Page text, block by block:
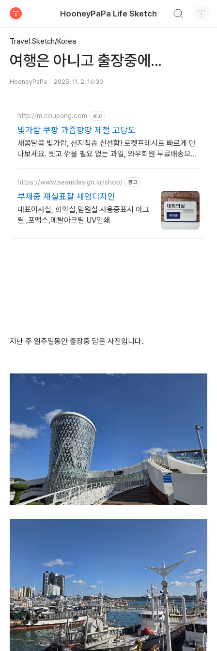
HooneyPaPa Life Sketch
Travel Sketch/Korea
여행은 아니고 출장중에...
HooneyPaPa 2025. 11. 2. 16:30
http://m.coupang.com 광고
빛가람 쿠팡 과즙팡팡 제철 고당도
새콤달콤 빛가람, 산지직송 신선함! 로켓프레시로 빠르게 만
나보세요. 씻고 깎을 필요 없는 과일, 와우회원 무료배송으로
https://www.seamdesign.kr/shop/ 광고
부재중 재실표찰 새암디자인
대표이사실, 회의실,임원실 사용중표시 아크
릴 ,포맥스,메탈아크릴 UV인쇄
지난 주 일주일동안 출장중 담은 사진입니다.